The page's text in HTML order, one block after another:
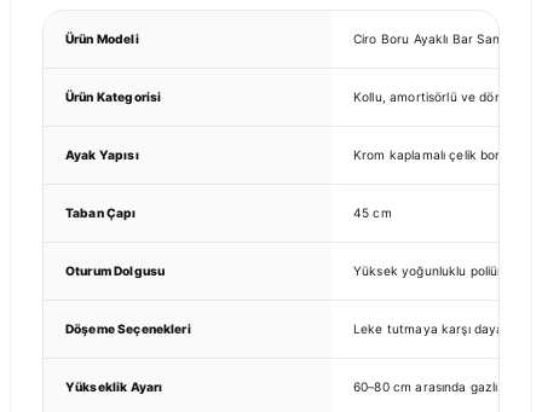
Ürün Modeli Ciro Boru Ayaklı Bar Sandalyesi
Ürün Kategorisi Kollu, amortisörlü ve döner bar
Ayak Yapısı Krom kaplamalı çelik boru ve
Taban Çapı 45 cm
Oturum Dolgusu Yüksek yoğunluklu poliüretan
Döşeme Seçenekleri Leke tutmaya karşı dayanıklı
Yükseklik Ayarı 60–80 cm arasında gazlı